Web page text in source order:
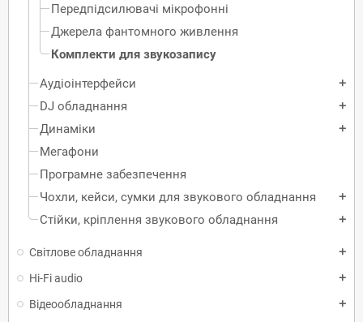
Передпідсилювачі мікрофонні
Джерела фантомного живлення
Комплекти для звукозапису
Аудіоінтерфейси
add
DJ обладнання add
Динаміки add
Мегафони
Програмне забезпечення
Чохли, кейси, сумки для звукового обладнання
add
Стійки, кріплення звукового обладнання add
Світлове обладнання add
Hi-Fi audio add
Відеообладнання add